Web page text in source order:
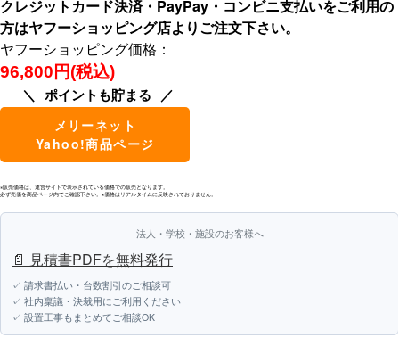
クレジットカード決済・PayPay・コンビニ支払いをご利用の
方はヤフーショッピング店よりご注文下さい。
ヤフーショッピング価格：
96,800円(税込)
ポイントも貯まる
メリーネット
Yahoo!商品ページ
※販売価格は、運営サイトで表示されている価格での販売となります。
必ず売価を商品ページ内でご確認下さい。※価格はリアルタイムに反映されておりません。
法人・学校・施設のお客様へ
📄 見積書PDFを無料発行
✓ 請求書払い・台数割引のご相談可
✓ 社内稟議・決裁用にご利用ください
✓ 設置工事もまとめてご相談OK